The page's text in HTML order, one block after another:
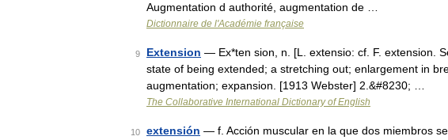
Augmentation d authorité, augmentation de …
Dictionnaire de l'Académie française
9 Extension — Ex*ten sion, n. [L. extensio: cf. F. extension.
state of being extended; a stretching out; enlargement in
augmentation; expansion. [1913 Webster] 2.&#8230; …
The Collaborative International Dictionary of English
10 extensión — f. Acción muscular en la que dos miembros